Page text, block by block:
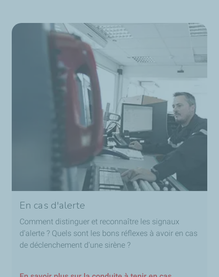
En cas d'alerte
Comment distinguer et reconnaître les signaux
d'alerte ? Quels sont les bons réflexes à avoir en cas
de déclenchement d'une sirène ?